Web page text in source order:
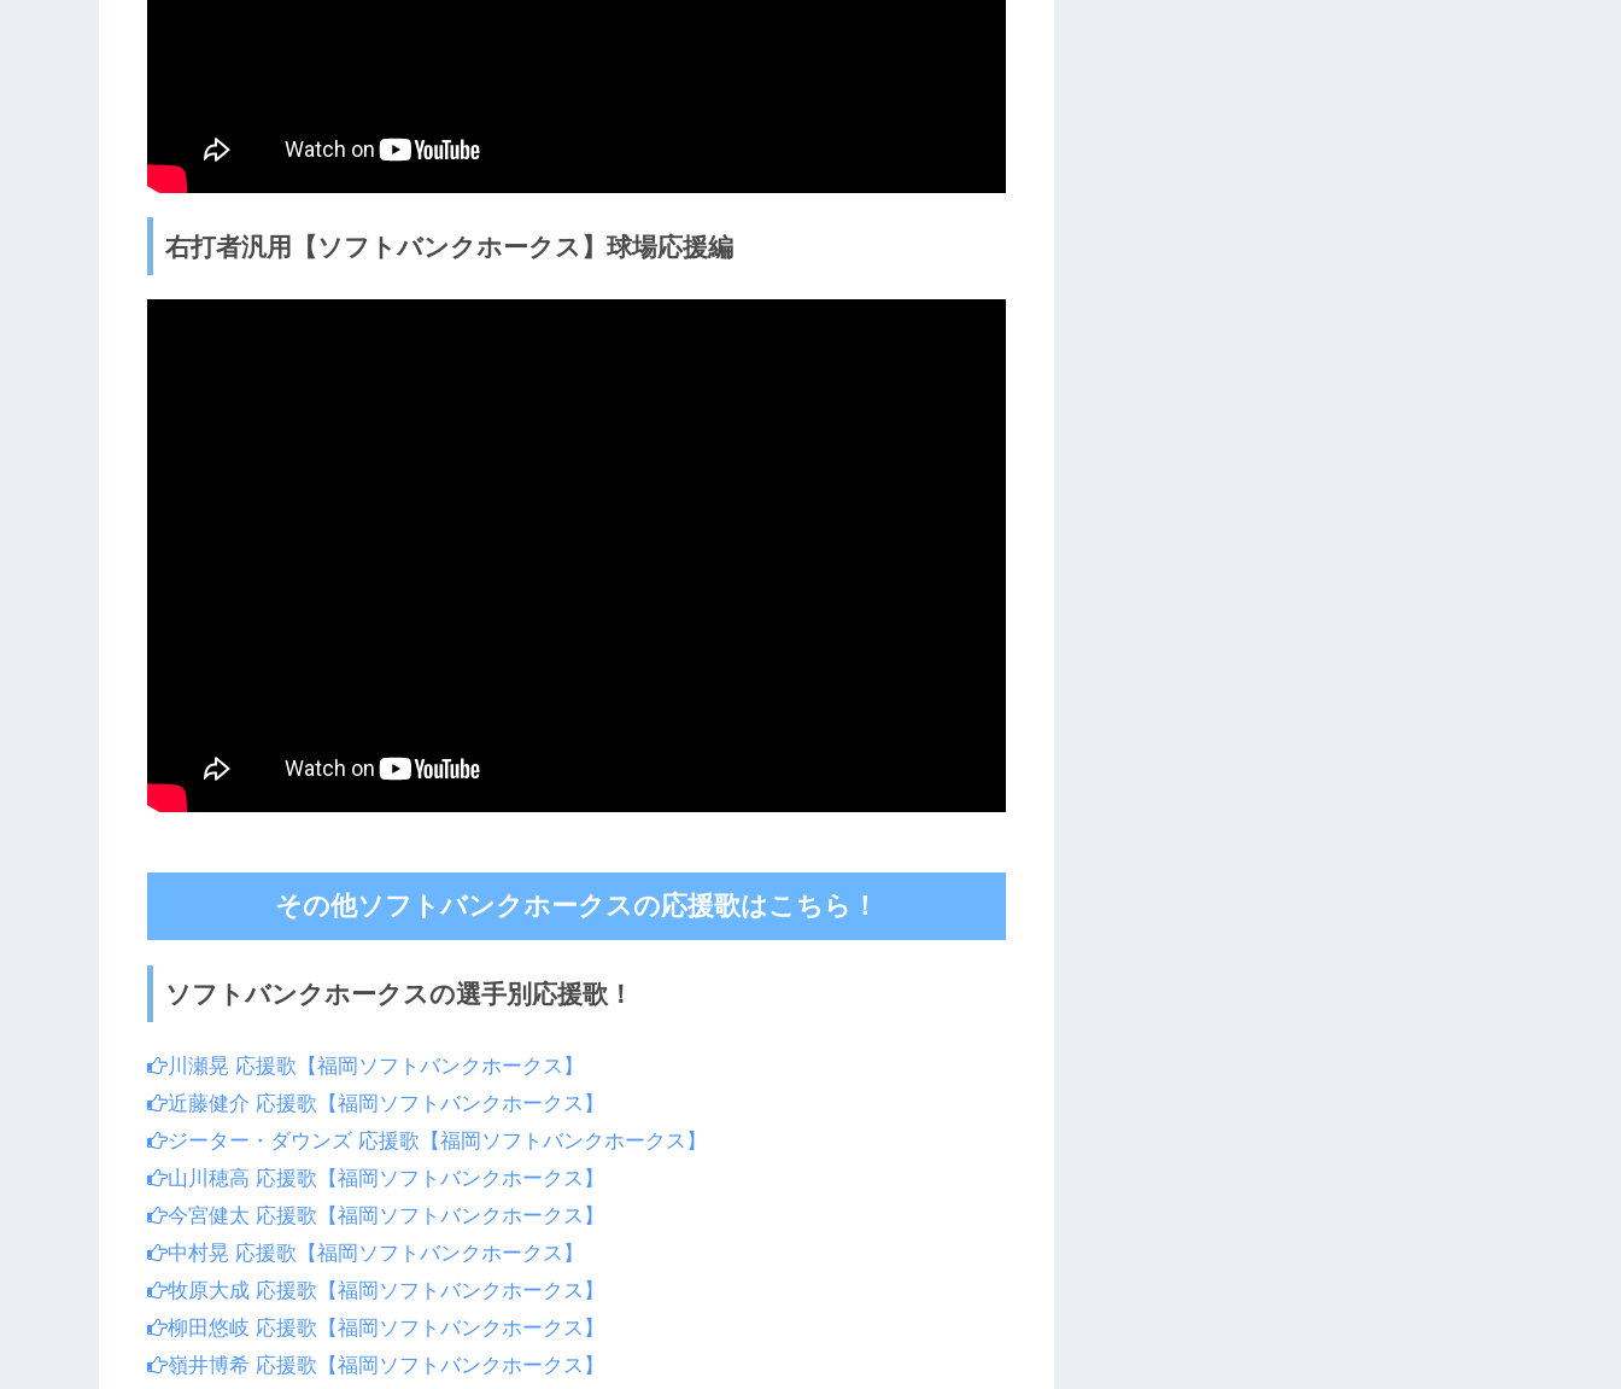
右打者汎用【ソフトバンクホークス】球場応援編
その他ソフトバンクホークスの応援歌はこちら！
ソフトバンクホークスの選手別応援歌！
川瀬晃 応援歌【福岡ソフトバンクホークス】
近藤健介 応援歌【福岡ソフトバンクホークス】
ジーター・ダウンズ 応援歌【福岡ソフトバンクホークス】
山川穂高 応援歌【福岡ソフトバンクホークス】
今宮健太 応援歌【福岡ソフトバンクホークス】
中村晃 応援歌【福岡ソフトバンクホークス】
牧原大成 応援歌【福岡ソフトバンクホークス】
柳田悠岐 応援歌【福岡ソフトバンクホークス】
嶺井博希 応援歌【福岡ソフトバンクホークス】